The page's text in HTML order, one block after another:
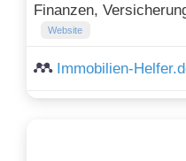
Finanzen,
Website
Immobilien-